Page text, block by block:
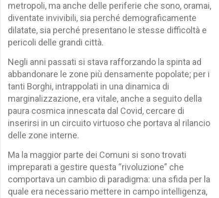
metropoli, ma anche delle periferie che sono, oramai,
diventate invivibili, sia perché demograficamente
dilatate, sia perché presentano le stesse difficoltà e
pericoli delle grandi città.
Negli anni passati si stava rafforzando la spinta ad
abbandonare le zone più densamente popolate; per i
tanti Borghi, intrappolati in una dinamica di
marginalizzazione, era vitale, anche a seguito della
paura cosmica innescata dal Covid, cercare di
inserirsi in un circuito virtuoso che portava al rilancio
delle zone interne.
Ma la maggior parte dei Comuni si sono trovati
impreparati a gestire questa “rivoluzione” che
comportava un cambio di paradigma: una sfida per la
quale era necessario mettere in campo intelligenza,